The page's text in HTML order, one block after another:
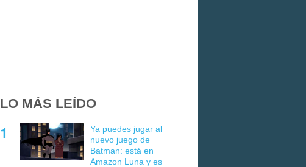
LO MÁS LEÍDO
Ya puedes jugar al
nuevo juego de
Batman: está en
Amazon Luna y es